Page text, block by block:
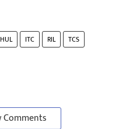
HUL ITC RIL TCS
Comments